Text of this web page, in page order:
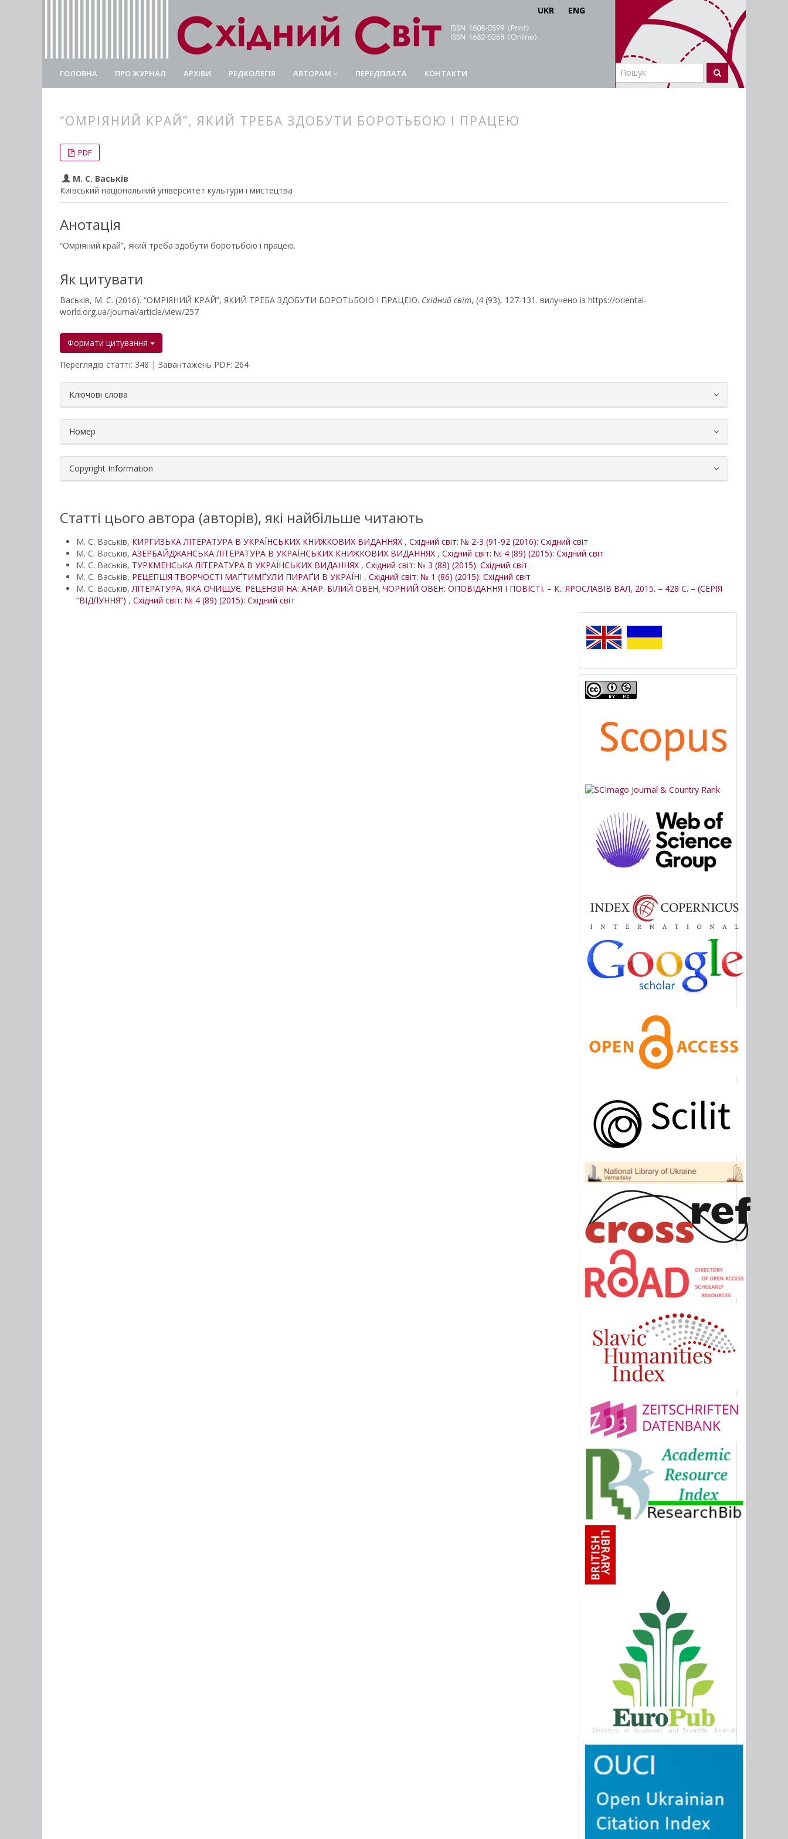
UKR ENG
ГОЛОВНА ПРО ЖУРНАЛ АРХІВИ РЕДКОЛЕГІЯ АВТОРАМ ПЕРЕДПЛАТА КОНТАКТИ
“ОМРІЯНИЙ КРАЙ”, ЯКИЙ ТРЕБА ЗДОБУТИ БОРОТЬБОЮ І ПРАЦЕЮ
##plugins.themes.bootstrap3.article.main##
##plugins.themes.bootstrap3.article.sidebar##
PDF
М. С. Васьків
Київський національний університет культури і мистецтва
Анотація
“Омріяний край”, який треба здобути боротьбою і працею.
Як цитувати
Васьків, М. С. (2016). “ОМРІЯНИЙ КРАЙ”, ЯКИЙ ТРЕБА ЗДОБУТИ БОРОТЬБОЮ І ПРАЦЕЮ. Східний світ, (4 (93), 127-131. вилучено із https://oriental-
world.org.ua/journal/article/view/257
Формати цитування
Переглядів статті: 348 | Завантажень PDF: 264
##plugins.themes.bootstrap3.article.details##
Ключові слова
Номер
Copyright Information
Статті цього автора (авторів), які найбільше читають
М. С. Васьків, КИРГИЗЬКА ЛІТЕРАТУРА В УКРАЇНСЬКИХ КНИЖКОВИХ ВИДАННЯХ , Східний світ: № 2-3 (91-92 (2016): Східний світ
М. С. Васьків, АЗЕРБАЙДЖАНСЬКА ЛІТЕРАТУРА В УКРАЇНСЬКИХ КНИЖКОВИХ ВИДАННЯХ , Східний світ: № 4 (89) (2015): Східний світ
М. С. Васьків, ТУРКМЕНСЬКА ЛІТЕРАТУРА В УКРАЇНСЬКИХ ВИДАННЯХ , Східний світ: № 3 (88) (2015): Східний світ
М. С. Васьків, РЕЦЕПЦІЯ ТВОРЧОСТІ МАҐТИМҐУЛИ ПИРАҐИ В УКРАЇНІ , Східний світ: № 1 (86) (2015): Східний світ
М. С. Васьків,ЛІТЕРАТУРА, ЯКА ОЧИЩУЄ. РЕЦЕНЗІЯ НА: АНАР. БІЛИЙ ОВЕН, ЧОРНИЙ ОВЕН: ОПОВІДАННЯ І ПОВІСТІ. – К.: ЯРОСЛАВІВ ВАЛ, 2015. – 428 С. – (СЕРІЯ
“ВІДЛУННЯ”) , Східний світ: № 4 (89) (2015): Східний світ